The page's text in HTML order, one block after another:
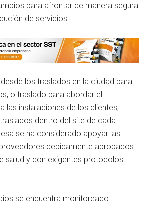
para afrontar de manera segura
de servicios.
los traslados en la ciudad para
o traslado para abordar el
las instalaciones de los clientes,
dentro del site de cada
se ha considerado apoyar las
debidamente aprobados
salud y con exigentes protocolos
se encuentra monitoreado